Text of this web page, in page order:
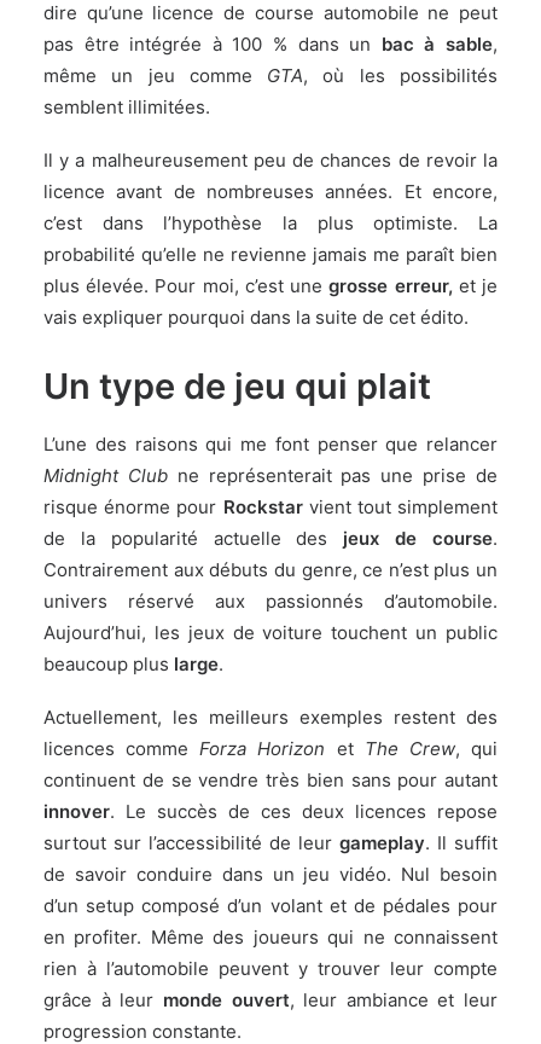
dire qu’une licence de course automobile ne peut
pas être intégrée à 100 % dans un bac à sable,
même un jeu comme GTA, où les possibilités
semblent illimitées.
Il y a malheureusement peu de chances de revoir la
licence avant de nombreuses années. Et encore,
c’est dans l’hypothèse la plus optimiste. La
probabilité qu’elle ne revienne jamais me paraît bien
plus élevée. Pour moi, c’est unegrosse erreur, et je
vais expliquer pourquoi dans la suite de cet édito.
Un type de jeu qui plait
L’une des raisons qui me font penser que relancer
Midnight Clubne représenterait pas une prise de
risque énorme pour Rockstarvient tout simplement
de la popularité actuelle des jeux de course.
Contrairement aux débuts du genre, ce n’est plus un
univers réservé aux passionnés d’automobile.
Aujourd’hui, les jeux de voiture touchent un public
beaucoup plus large.
Actuellement, les meilleurs exemples restent des
licences comme Forza Horizon etThe Crew, qui
continuent de se vendre très bien sans pour autant
innover. Le succès de ces deux licences repose
surtout sur l’accessibilité de leur gameplay. Il suffit
de savoir conduire dans un jeu vidéo. Nul besoin
d’un setup composé d’un volant et de pédales pour
en profiter. Même des joueurs qui ne connaissent
rien à l’automobile peuvent y trouver leur compte
grâce à leur monde ouvert, leur ambiance et leur
progression constante.